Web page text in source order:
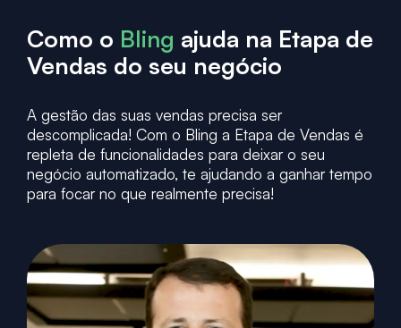
Como o Bling ajuda na Etapa de
Vendas do seu negócio
A gestão das suas vendas precisa ser
descomplicada! Com o Bling a Etapa de Vendas é
repleta de funcionalidades para deixar o seu
negócio automatizado, te ajudando a ganhar tempo
para focar no que realmente precisa!